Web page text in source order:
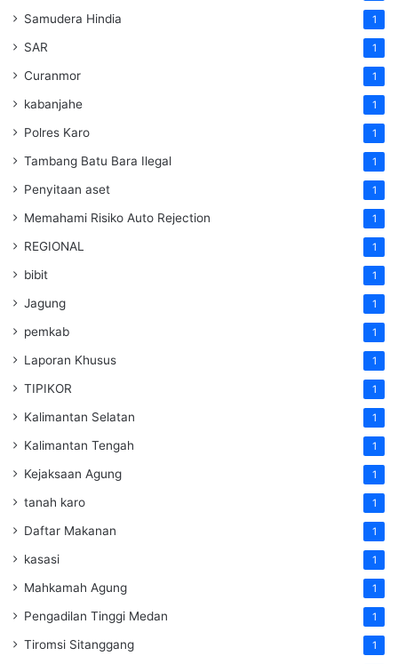
Samudera Hindia 1
SAR 1
Curanmor 1
kabanjahe 1
Polres Karo 1
Tambang Batu Bara Ilegal 1
Penyitaan aset 1
Memahami Risiko Auto Rejection 1
REGIONAL 1
bibit 1
Jagung 1
pemkab 1
Laporan Khusus 1
TIPIKOR 1
Kalimantan Selatan 1
Kalimantan Tengah 1
Kejaksaan Agung 1
tanah karo 1
Daftar Makanan 1
kasasi 1
Mahkamah Agung 1
Pengadilan Tinggi Medan 1
Tiromsi Sitanggang 1